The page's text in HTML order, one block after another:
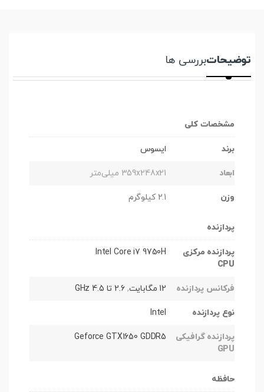
توضیحاتبررسی ها
مشخصات کلی
برند ایسوس
ابعاد 359x248x21 میلی‌متر
وزن 2.1 کیلوگرم
پردازنده
پردازنده مرکزی
CPU
Intel Core i7 9750H
فرکانس پردازنده 12 مگابایت ,2.6 تا 4.5 GHz
نوع پردازنده Intel
پردازنده گرافیکی
GPU
Geforce GTX1650 GDDR5
حافظه